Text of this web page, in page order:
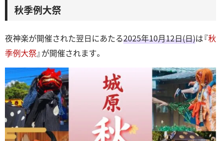
秋季例大祭
夜神楽が開催された翌日にあたる2025年10月12日(日)は『秋
季例大祭』が開催されます。